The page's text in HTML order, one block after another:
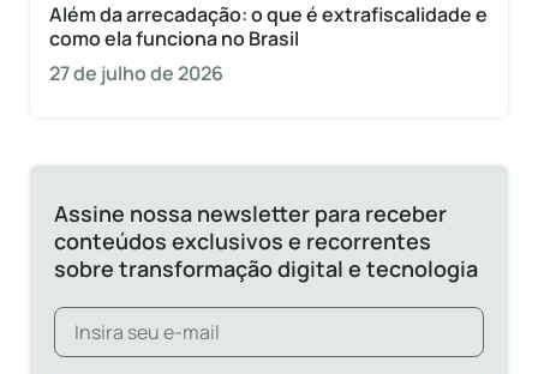
Além da arrecadação: o que é extrafiscalidade e
como ela funciona no Brasil
27 de julho de 2026
Assine nossa newsletter para receber
conteúdos exclusivos e recorrentes
sobre transformação digital e tecnologia